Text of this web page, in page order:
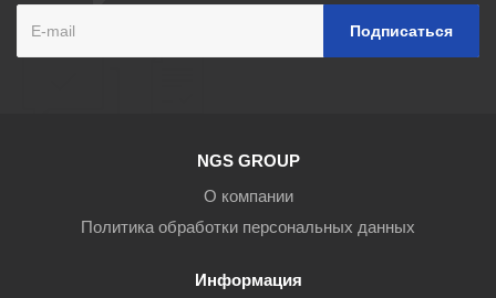
NGS GROUP
О компании
Политика обработки персональных данных
Информация